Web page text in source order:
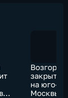
на юго-
Москвы